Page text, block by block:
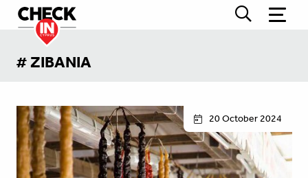
# ΖΙΒΑΝΙΑ
20 October 2024